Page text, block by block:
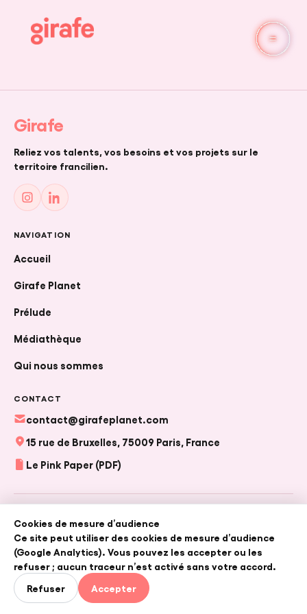
SINGLE
Girafe
Reliez vos talents, vos besoins et vos projets sur le
territoire francilien.
NAVIGATION
Accueil
Girafe Planet
Prélude
Médiathèque
Qui nous sommes
CONTACT
contact@girafeplanet.com
15 rue de Bruxelles, 75009 Paris, France
Le Pink Paper (PDF)
Planet (association loi 1901).
Conditions générales d'utilisation•Politique de confidentialité
Cookies de mesure d’audience
Ce site peut utiliser des cookies de mesure d’audience
(Google Analytics). Vous pouvez les accepter ou les
refuser ; aucun traceur n’est activé sans votre accord.
Refuser
Accepter